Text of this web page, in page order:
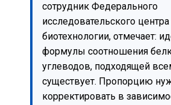
сотрудник Федерального
исследовательского
биотехнологии, отмечает:
формулы соотношения
углеводов, подходящей
существует. Пропорцию
корректировать в